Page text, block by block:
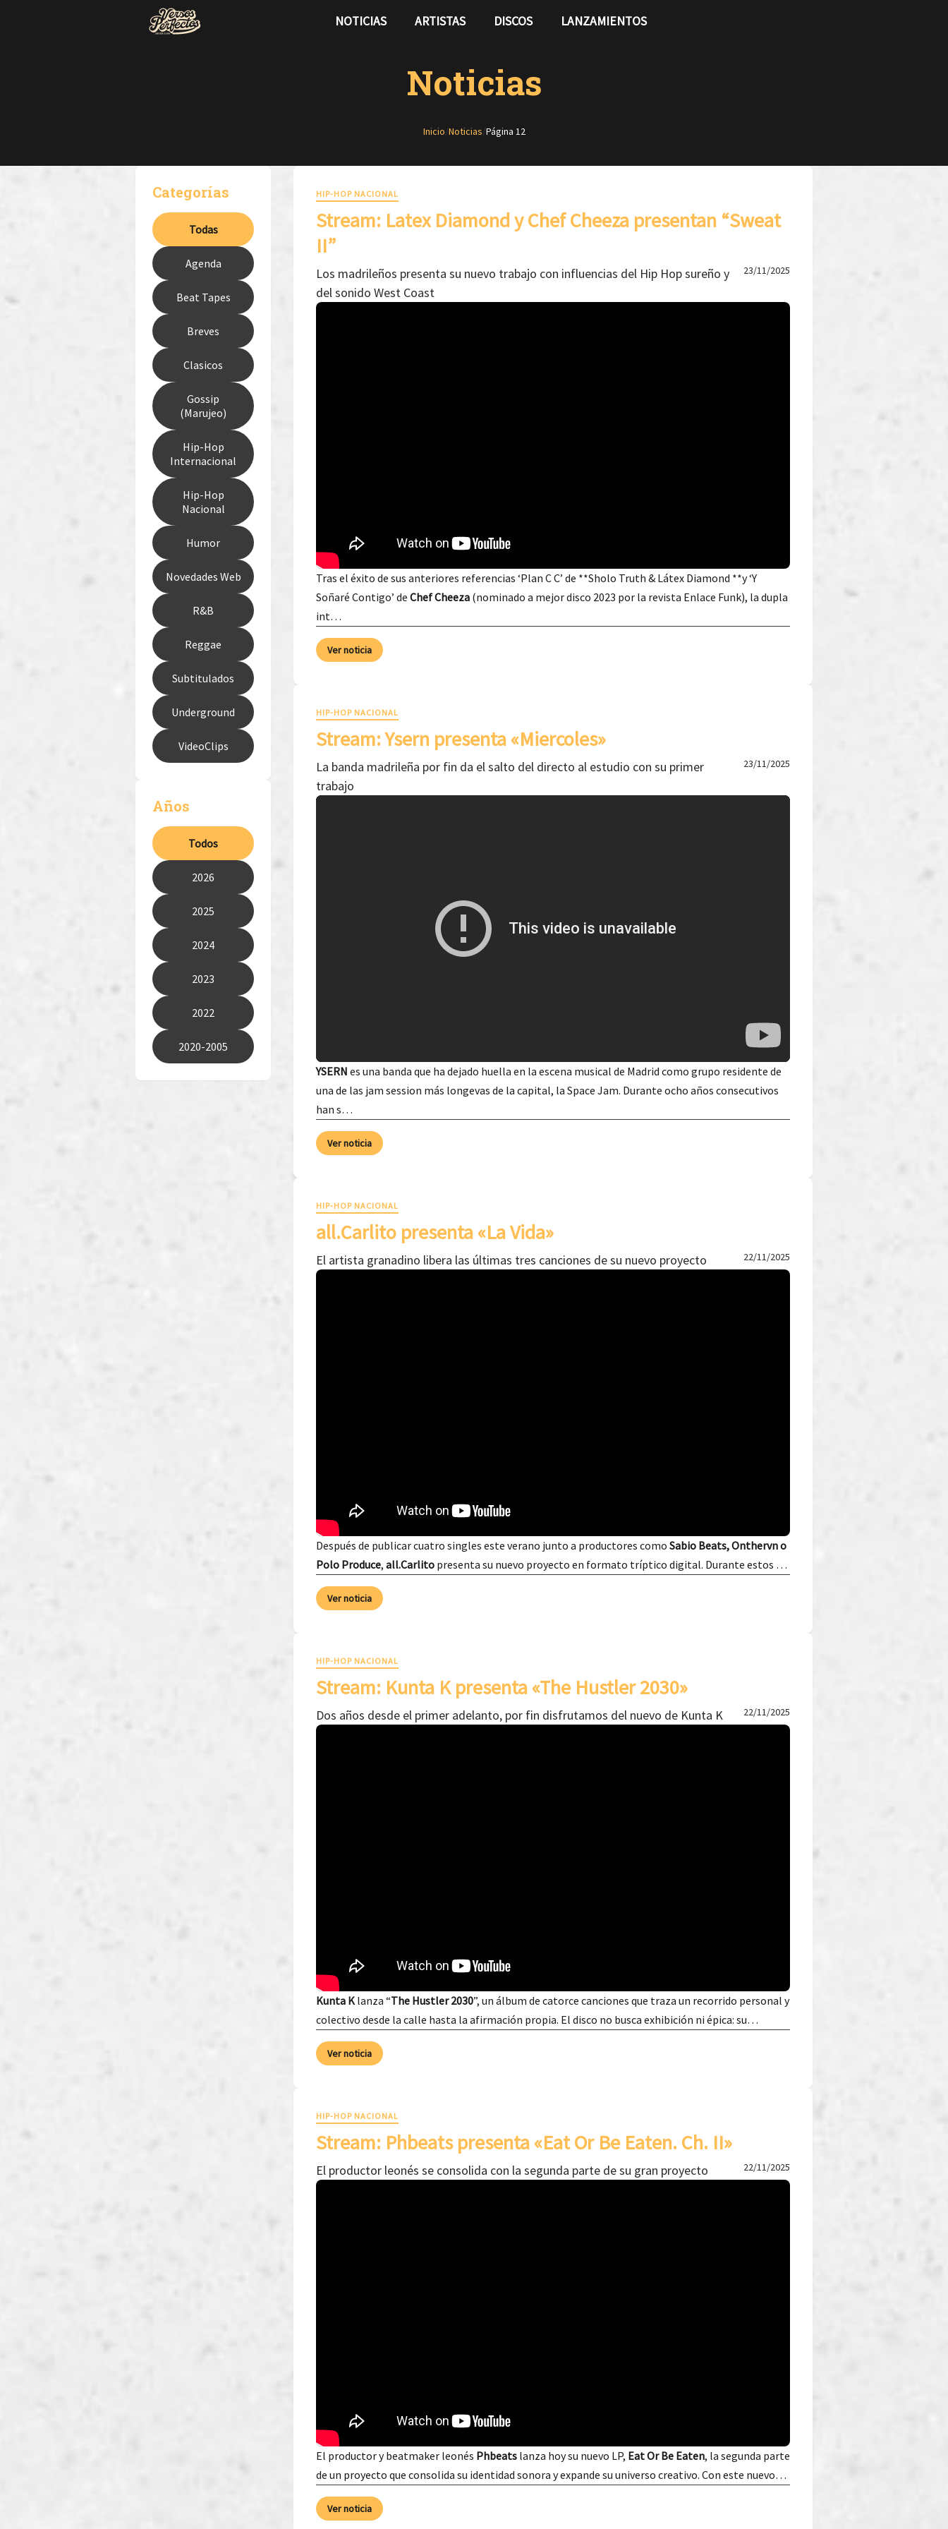
NOTICIAS ARTISTAS DISCOS LANZAMIENTOS
Noticias
Inicio/Noticias/Página 12
Categorías
Todas
Agenda
Beat Tapes
Breves
Clasicos
Gossip
(Marujeo)
Hip-Hop
Internacional
Hip-Hop
Nacional
Humor
Novedades Web
R&B
Reggae
Subtitulados
Underground
VideoClips
Años
Todos
2026
2025
2024
2023
2022
2020-2005
HIP-HOP NACIONAL
Stream: Latex Diamond y Chef Cheeza presentan “Sweat
II”
Los madrileños presenta su nuevo trabajo con influencias del Hip Hop sureño y
del sonido West Coast
23/11/2025
Tras el éxito de sus anteriores referencias ‘Plan C C’ de **Sholo Truth & Látex Diamond **y ‘Y
Soñaré Contigo’ de Chef Cheeza (nominado a mejor disco 2023 por la revista Enlace Funk), la dupla
int…
Ver noticia
HIP-HOP NACIONAL
Stream: Ysern presenta «Miercoles»
La banda madrileña por fin da el salto del directo al estudio con su primer
trabajo
23/11/2025
YSERN es una banda que ha dejado huella en la escena musical de Madrid como grupo residente de
una de las jam session más longevas de la capital, la Space Jam. Durante ocho años consecutivos
han s…
Ver noticia
HIP-HOP NACIONAL
all.Carlito presenta «La Vida»
El artista granadino libera las últimas tres canciones de su nuevo proyecto 22/11/2025
Después de publicar cuatro singles este verano junto a productores como Sabio Beats, Onthervn o
Polo Produce, all.Carlito presenta su nuevo proyecto en formato tríptico digital. Durante estos …
Ver noticia
HIP-HOP NACIONAL
Stream: Kunta K presenta «The Hustler 2030»
Dos años desde el primer adelanto, por fin disfrutamos del nuevo de Kunta K 22/11/2025
Kunta Klanza “The Hustler 2030”, un álbum de catorce canciones que traza un recorrido personal y
colectivo desde la calle hasta la afirmación propia. El disco no busca exhibición ni épica: su…
Ver noticia
HIP-HOP NACIONAL
Stream: Phbeats presenta «Eat Or Be Eaten. Ch. II»
El productor leonés se consolida con la segunda parte de su gran proyecto 22/11/2025
El productor y beatmaker leonés Phbeats lanza hoy su nuevo LP, Eat Or Be Eaten, la segunda parte
de un proyecto que consolida su identidad sonora y expande su universo creativo. Con este nuevo…
Ver noticia